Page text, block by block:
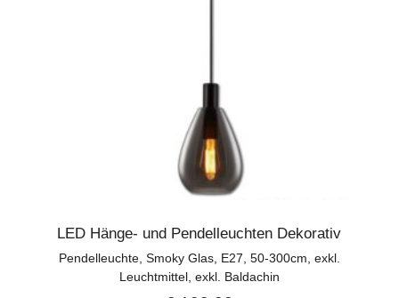
LED Hänge- und Pendelleuchten Dekorativ
Pendelleuchte, Smoky Glas, E27, 50-300cm, exkl.
Leuchtmittel, exkl. Baldachin